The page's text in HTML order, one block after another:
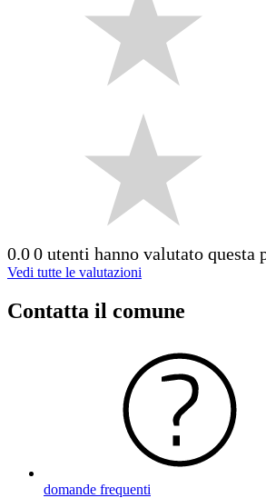
0.00 utenti hanno valutato questa
Vedi tutte le valutazioni
Contatta il comune
domande frequenti